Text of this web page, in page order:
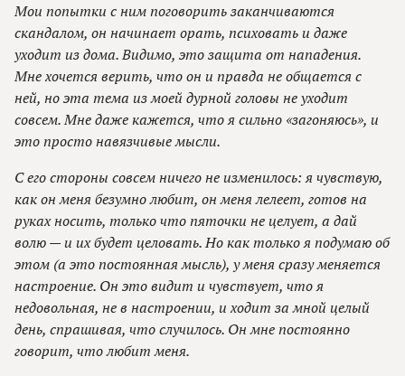
Мои попытки с ним поговорить заканчиваются
скандалом, он начинает орать, психовать и даже
уходит из дома. Видимо, это защита от нападения.
Мне хочется верить, что он и правда не общается с
ней, но эта тема из моей дурной головы не уходит
совсем. Мне даже кажется, что я сильно «загоняюсь», и
это просто навязчивые мысли.
С его стороны совсем ничего не изменилось: я чувствую,
как он меня безумно любит, он меня лелеет, готов на
руках носить, только что пяточки не целует, а дай
волю — и их будет целовать. Но как только я подумаю об
этом (а это постоянная мысль), у меня сразу меняется
настроение. Он это видит и чувствует, что я
недовольная, не в настроении, и ходит за мной целый
день, спрашивая, что случилось. Он мне постоянно
говорит, что любит меня.